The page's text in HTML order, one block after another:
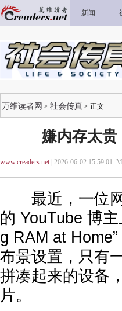
新闻
万维读者网 > 社会传真 > 正文
嫌内存太
www.creaders.net| 2026-06-02 15:59:01
最近，一位网
的 YouTube 博
g RAM at
布景设置，只有
拼凑起来的设备
片。